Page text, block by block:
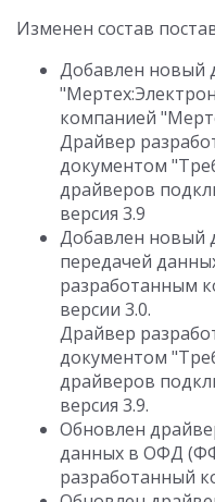
Изменен состав
Добавлен новый
компанией
Драйвер
документом
драйверов
версия 3.9
Добавлен новый
передачей
разработанным
версии 3.0.
Драйвер
документом
драйверов
версия 3.9.
Обновлен
данных в ОФД
разработанный